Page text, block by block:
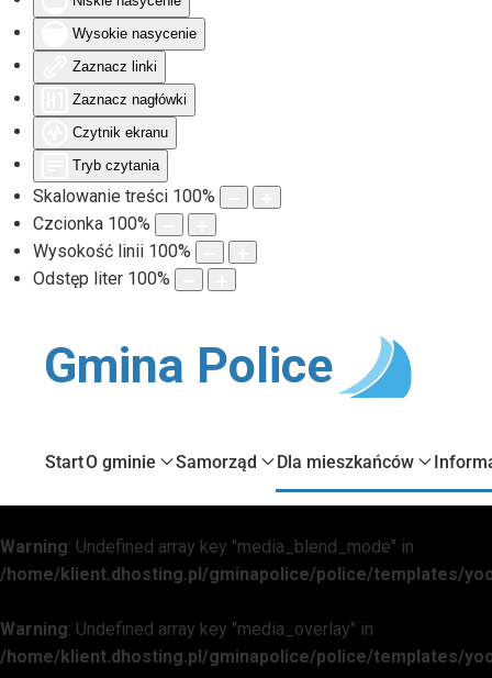
Wysokie nasycenie
Zaznacz linki
Zaznacz nagłówki
Czytnik ekranu
Tryb czytania
Skalowanie treści 100%
Czcionka 100%
Wysokość linii 100%
Odstęp liter 100%
Gmina Police
StartO gminie Samorząd Dla mieszkańców
Warning: Undefined array key "media_blend_mode" in
/home/klient.dhosting.pl/gminapolice/police/templates/
Warning: Undefined array key "media_overlay" in
/home/klient.dhosting.pl/gminapolice/police/templates/